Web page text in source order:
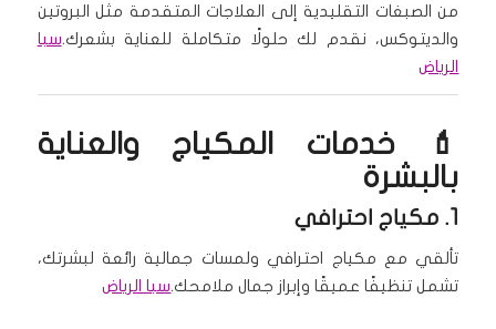
من الصبغات التقليدية إلى العلاجات المتقدمة مثل البروتين
والديتوكس، نقدم لك حلولًا متكاملة للعناية بشعرك.سبا
الرياض
💄 خدمات المكياج والعناية
بالبشرة
1. مكياج احترافي
تألقي مع مكياج احترافي ولمسات جمالية رائعة لبشرتك،
تشمل تنظيفًا عميقًا وإبراز جمال ملامحك.سبا الرياض